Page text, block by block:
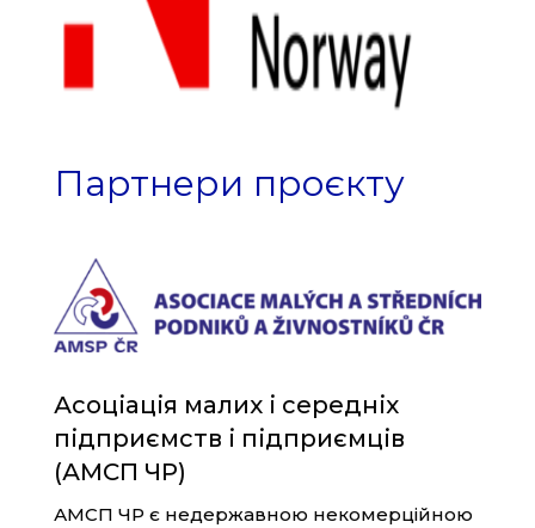
Партнери проєкту
Асоціація малих і середніх
підприємств і підприємців
(АМСП ЧР)
АМСП ЧР є недержавною некомерційною